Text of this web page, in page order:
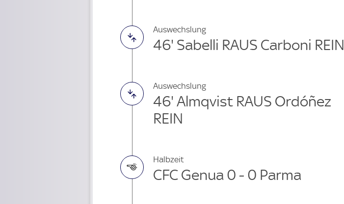
Auswechslung
46' Sabelli RAUS Carboni REIN
Auswechslung
46' Almqvist RAUS Ordóñez
REIN
Halbzeit
CFC Genua 0 - 0 Parma